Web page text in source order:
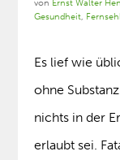
von Ernst Walter
Gesundheit,
Es lief wie
ohne
nichts in der
erlaubt sei.